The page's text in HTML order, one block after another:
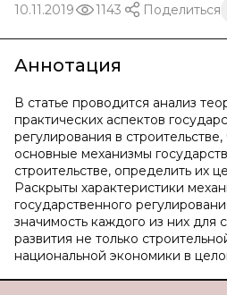
10.11.2019 1143 Поделиться
Аннотация
В статье проводится анализ
практических аспектов
регулирования в
основные механизмы
строительстве, определить их
Раскрыты характеристики
государственного
значимость каждого из них для
развития не только
национальной экономики в